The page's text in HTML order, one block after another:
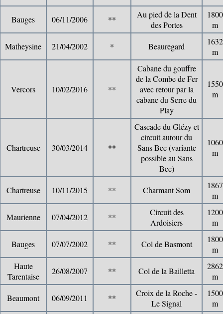
Bauges 06/11/2006 **
Au pied de la Dent
des Portes
1800
m
Matheysine 21/04/2002 * Beauregard
1632
m
Vercors 10/02/2016 **
Cabane du gouffre
de la Combe de Fer
avec retour par la
cabane du Serre du
Play
1550
m
Chartreuse 30/03/2014 **
Cascade du Glézy et
circuit autour du
Sans Bec (variante
possible au Sans
Bec)
1060
m
Chartreuse 10/11/2015 ** Charmant Som
1867
m
Maurienne 07/04/2012 **
Circuit des
Ardoisiers
1200
m
Bauges 07/07/2002 ** Col de Basmont
1800
m
Haute
Tarentaise
26/08/2007 ** Col de la Bailletta
2862
m
Beaumont 06/09/2011 **
Croix de la Roche -
Le Signal
1500
m